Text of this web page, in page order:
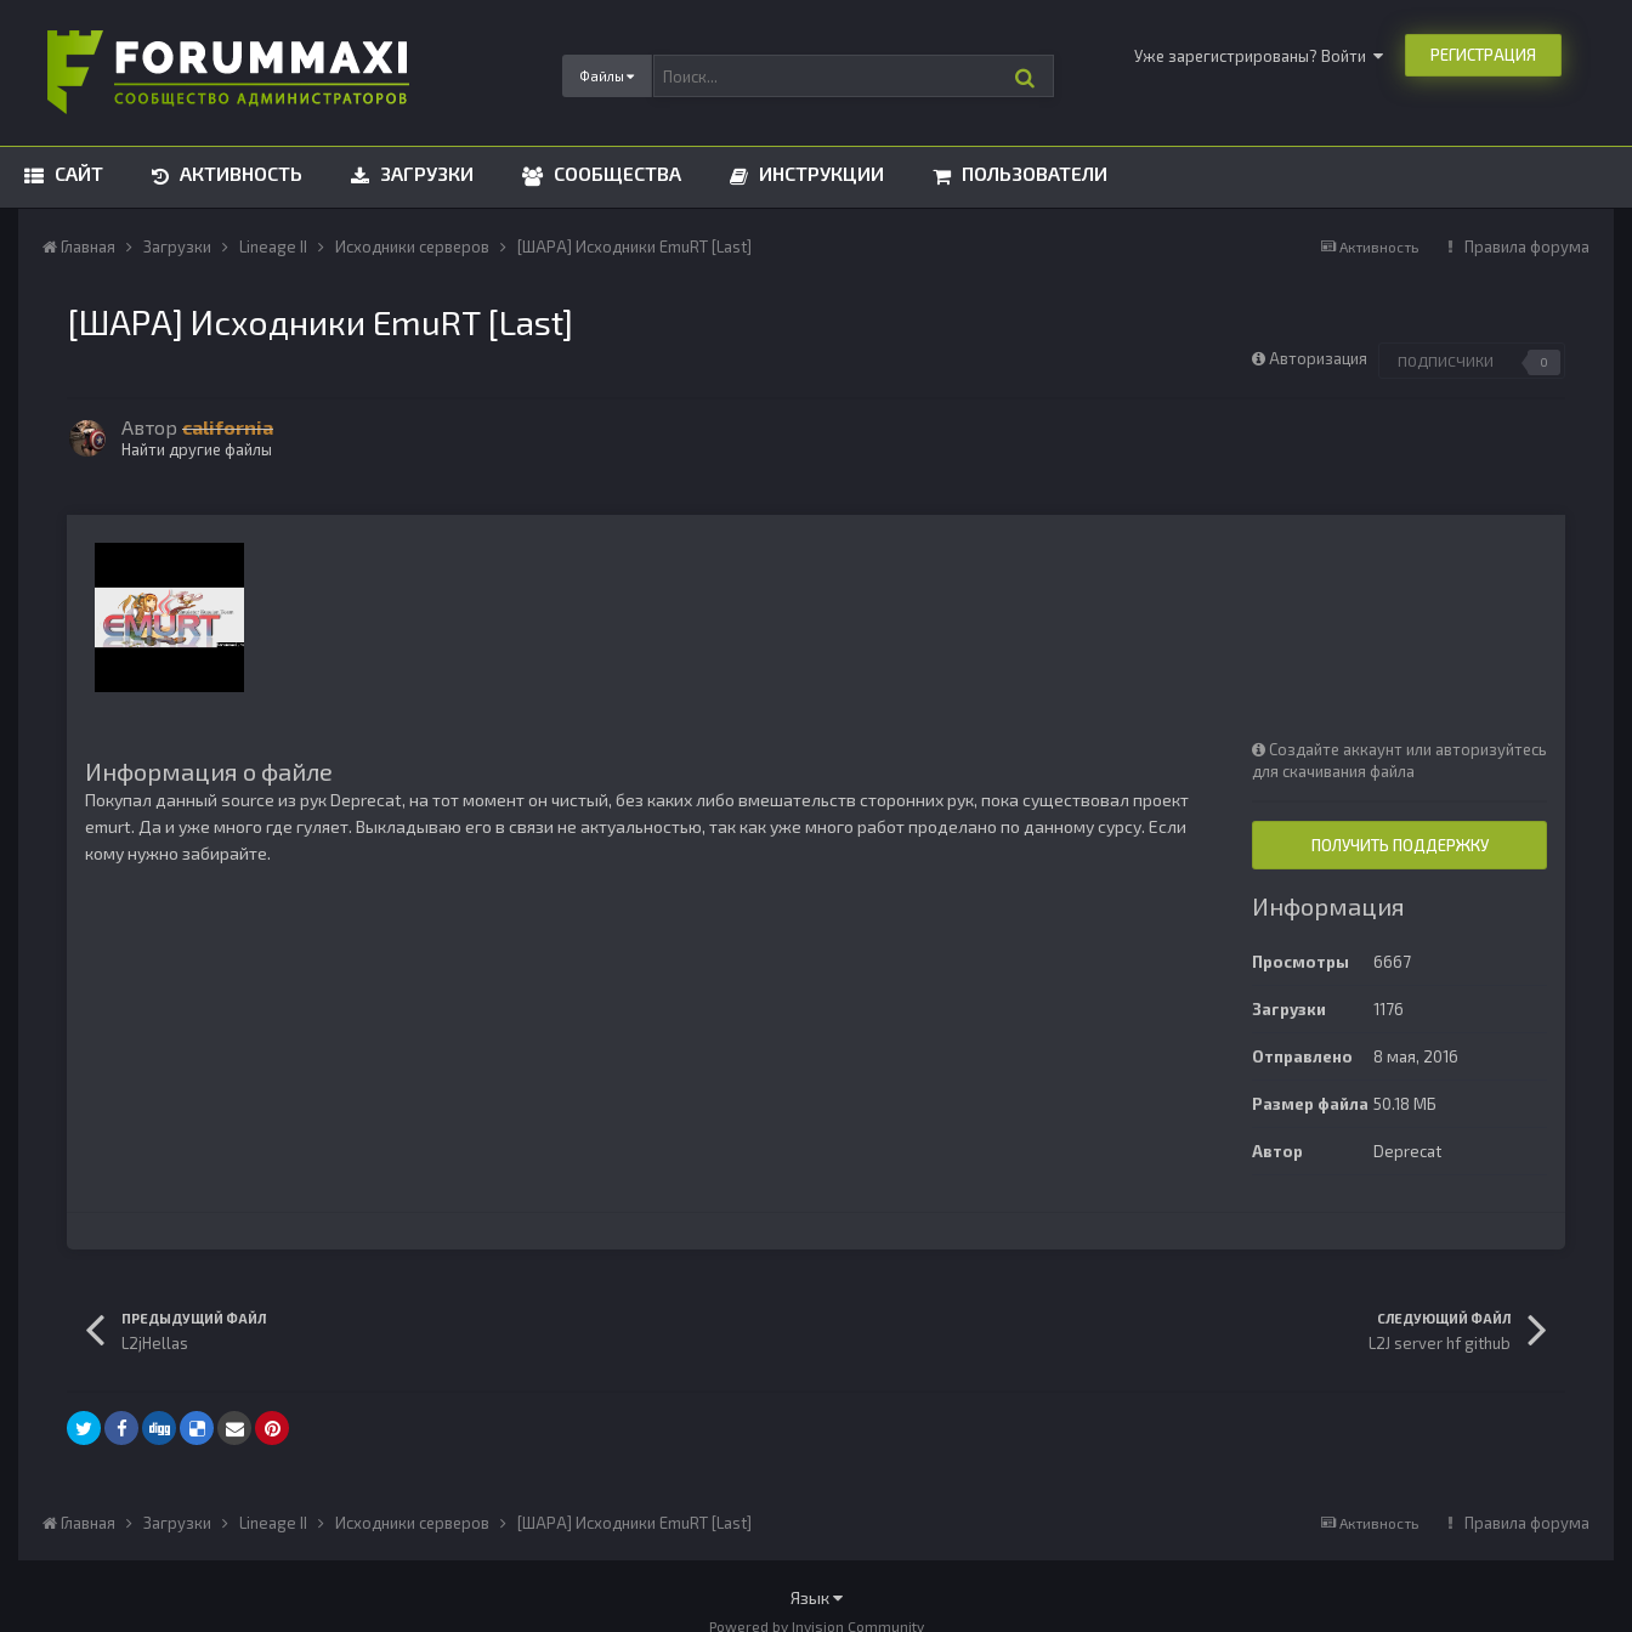
Файлы
Уже зарегистрированы? Войти РЕГИСТРАЦИЯ
САЙТ АКТИВНОСТЬ ЗАГРУЗКИ СООБЩЕСТВА ИНСТРУКЦИИ ПОЛЬЗОВАТЕЛИ
Активность Правила форума
Главная Загрузки Lineage II Исходники серверов [ШАРА] Исходники EmuRT [Last]
[ШАРА] Исходники EmuRT [Last]
Авторизация ПОДПИСЧИКИ 0
Автор california
Найти другие файлы
Информация о файле
Покупал данный source из рук Deprecat, на тот момент он чистый, без каких либо вмешательств сторонних рук, пока существовал проект
emurt. Да и уже много где гуляет. Выкладываю его в связи не актуальностью, так как уже много работ проделано по данному сурсу. Если
кому нужно забирайте.
Создайте аккаунт или авторизуйтесь
для скачивания файла
ПОЛУЧИТЬ ПОДДЕРЖКУ
Информация
Просмотры 6667
Загрузки 1176
Отправлено 8 мая, 2016
Размер файла 50.18 МБ
Автор Deprecat
ПРЕДЫДУЩИЙ ФАЙЛ
L2jHellas
СЛЕДУЮЩИЙ ФАЙЛ
L2J server hf github
Активность Правила форума
Главная Загрузки Lineage II Исходники серверов [ШАРА] Исходники EmuRT [Last]
Язык
Powered by Invision Community